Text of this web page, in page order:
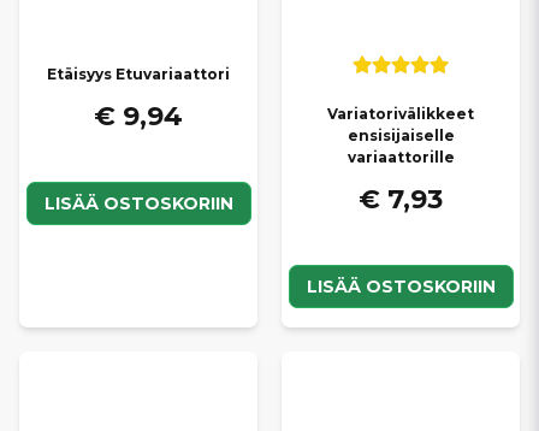
Etäisyys Etuvariaattori
€ 9,94
LISÄÄ OSTOSKORIIN
Variatorivälikkeet
ensisijaiselle
variaattorille
€ 7,93
LISÄÄ OSTOSKORIIN